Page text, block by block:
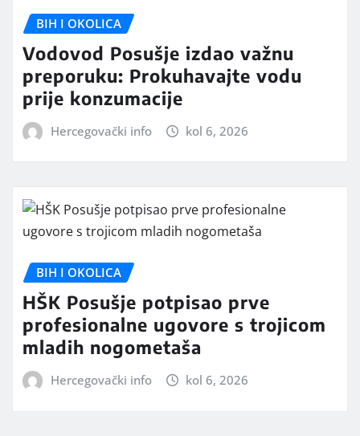
BIH I OKOLICA
Vodovod Posušje izdao važnu
preporuku: Prokuhavajte vodu
prije konzumacije
Hercegovački info kol 6, 2026
BIH I OKOLICA
HŠK Posušje potpisao prve
profesionalne ugovore s trojicom
mladih nogometaša
Hercegovački info kol 6, 2026